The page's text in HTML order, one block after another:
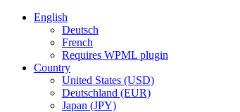
English
Deutsch
French
Requires WPML plugin
Country
United States (USD)
Deutschland (EUR)
Japan (JPY)